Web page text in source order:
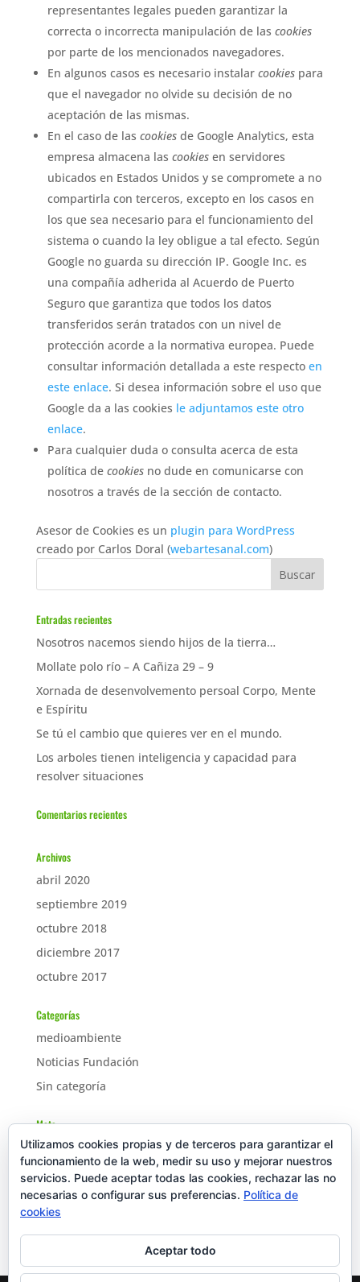
representantes legales pueden garantizar la
correcta o incorrecta manipulación de las cookies
por parte de los mencionados navegadores.
En algunos casos es necesario instalar cookiespara
que el navegador no olvide su decisión de no
aceptación de las mismas.
En el caso de las cookiesde Google Analytics, esta
empresa almacena las cookiesen servidores
ubicados en Estados Unidos y se compromete a no
compartirla con terceros, excepto en los casos en
los que sea necesario para el funcionamiento del
sistema o cuando la ley obligue a tal efecto. Según
Google no guarda su dirección IP. Google Inc. es
una compañía adherida al Acuerdo de Puerto
Seguro que garantiza que todos los datos
transferidos serán tratados con un nivel de
protección acorde a la normativa europea. Puede
consultar información detallada a este respecto en
este enlace. Si desea información sobre el uso que
Google da a las cookies le adjuntamos este otro
enlace.
Para cualquier duda o consulta acerca de esta
política de cookiesno dude en comunicarse con
nosotros a través de la sección de contacto.
Asesor de Cookies es un plugin para WordPress
creado por Carlos Doral (webartesanal.com)
Entradas recientes
Nosotros nacemos siendo hijos de la tierra…
Mollate polo río – A Cañiza 29 – 9
Xornada de desenvolvemento persoal Corpo, Mente
e Espíritu
Se tú el cambio que quieres ver en el mundo.
Los arboles tienen inteligencia y capacidad para
resolver situaciones
Comentarios recientes
Archivos
abril 2020
septiembre 2019
octubre 2018
diciembre 2017
octubre 2017
Categorías
medioambiente
Noticias Fundación
Sin categoría
Meta
Acceder
Feed de entradas
Feed de comentarios
WordPress.org
Utilizamos cookies propias y de terceros para garantizar el
funcionamiento de la web, medir su uso y mejorar nuestros
servicios. Puede aceptar todas las cookies, rechazar las no
necesarias o configurar sus preferencias. Política de
cookies
Aceptar todo